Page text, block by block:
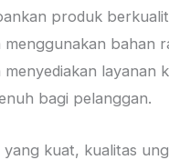
produk
menggunakan bahan
layanan
bagi pelanggan.
kuat, kualitas